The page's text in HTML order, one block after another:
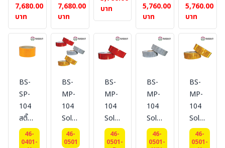
Brighness
Grade
สีขาว
ขนาด
5
x 50
m.
7,680.00
บาท
Brighness
Grade
สี
เหลือง
ขนาด
5 cm
x 50
m.
7,680.00
บาท
ขนาด
5
cm.
x 50
m.
บาท
สี
แดง
ขนาด
cm.
m.
5,760.00
บาท
สีขาว
ขนาด
5
cm.
x 50
5,760.00
บาท
BS-
SP-
104
สติ๊กเกอร์
ติด
ยาน
46-
0401-
BS-
MP-
104
Solid
สติ๊กเกอร์
ติด
46-
0501
BS-
MP-
104
Solid
Red
สติ๊กเกอร์
46-
0501-
BS-
MP-
104
Solid
White
สติ๊กเกอร์
46-
0501-
BS-
MP-
104
Solid
Yellow
สติ๊กเกอร์
46-
0501-